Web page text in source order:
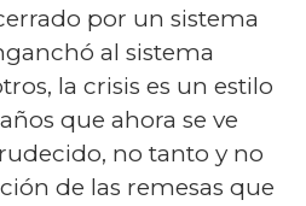
por un sistema
al sistema
la crisis es un estilo
que ahora se ve
no tanto y no
de las remesas que